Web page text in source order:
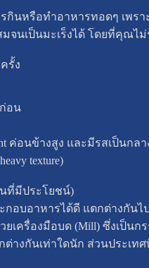
หรือทำอาหารทอดๆ เพรา
จนเป็นมะเร็งได้ โดยที่คุณไม่
รั้ง
อน
ค่อนข้างสูง และมีรสเป็นกล
texture)
นที่มีประโยชน์)
กอบอาหารได้ดี แตกต่างกันไป
รื่องมือบด (Mill) ซึ่งเป็นกรร
งกันเท่าใดนัก ส่วนประเท